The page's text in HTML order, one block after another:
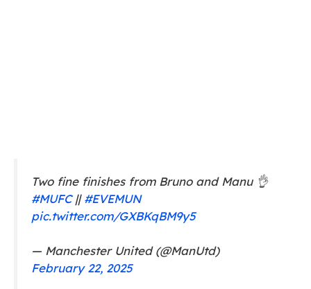
Two fine finishes from Bruno and Manu 👌
#MUFC||#EVEMUN
pic.twitter.com/GXBKqBM9y5
— Manchester United (@ManUtd)
February 22, 2025